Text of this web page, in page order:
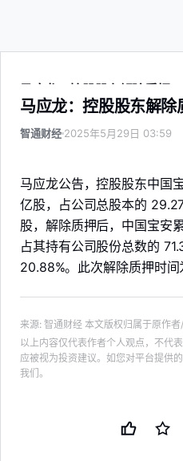
马应龙：控股股东解除质押
马应龙：控股股东解
智通财经 2025年5月29日 03:59
马应龙公告，控股股东中国
亿股，占公司总股本的
股，解除质押后，中国宝安
占其持有公司股份总数的
20.88%。此次解除质押时
来源: 智通财经 本文版权归属于原作者/
以上内容仅代表作者个人观点，不代
应被视为投资建议。如您对平台提供
我们。